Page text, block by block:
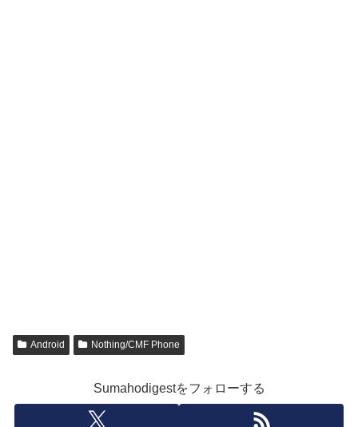
Android Nothing/CMF Phone
Sumahodigestをフォローする